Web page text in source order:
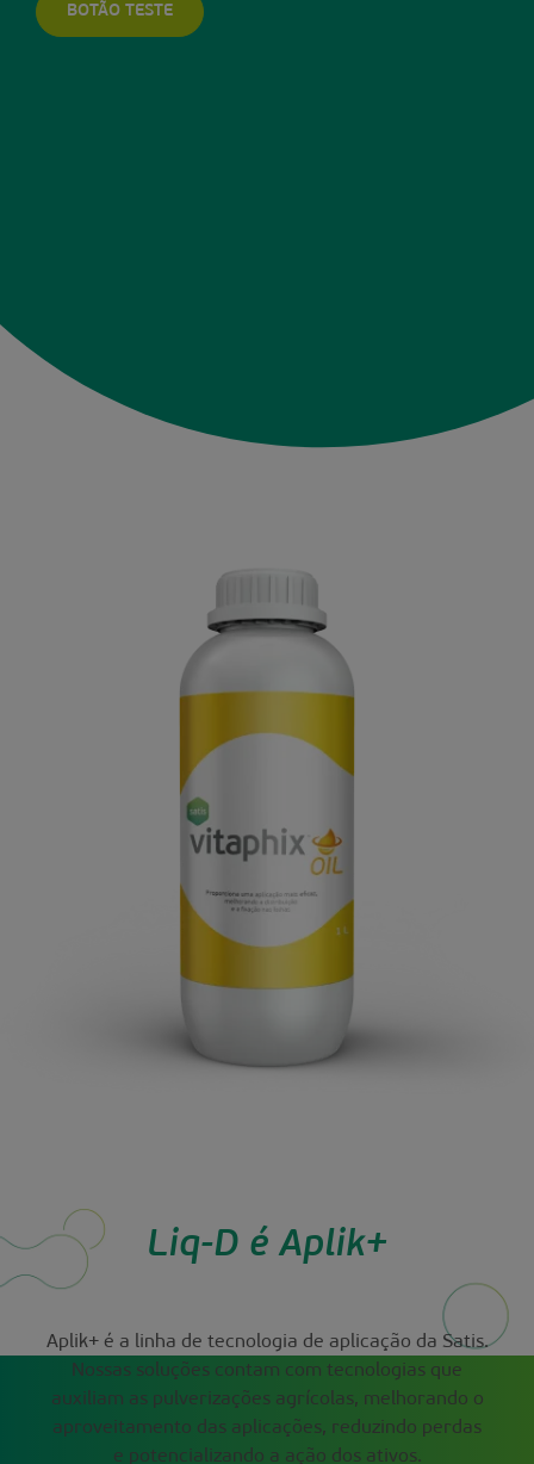
BOTÃO TESTE
Liq-D é Aplik+
Aplik+ é a linha de tecnologia de aplicação da Satis.
Nossas soluções contam com tecnologias que
auxiliam as pulverizações agrícolas, melhorando o
aproveitamento das aplicações, reduzindo perdas
e potencializando a ação dos ativos.